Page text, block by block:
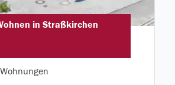
in Straßkirchen